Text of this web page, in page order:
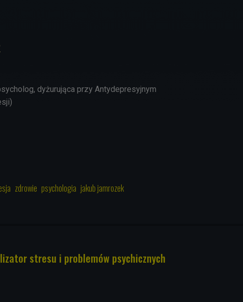
dyżurująca przy Antydepresyjnym
zdrowie psychologia jakub jamrozek
stresu i problemów psychicznych